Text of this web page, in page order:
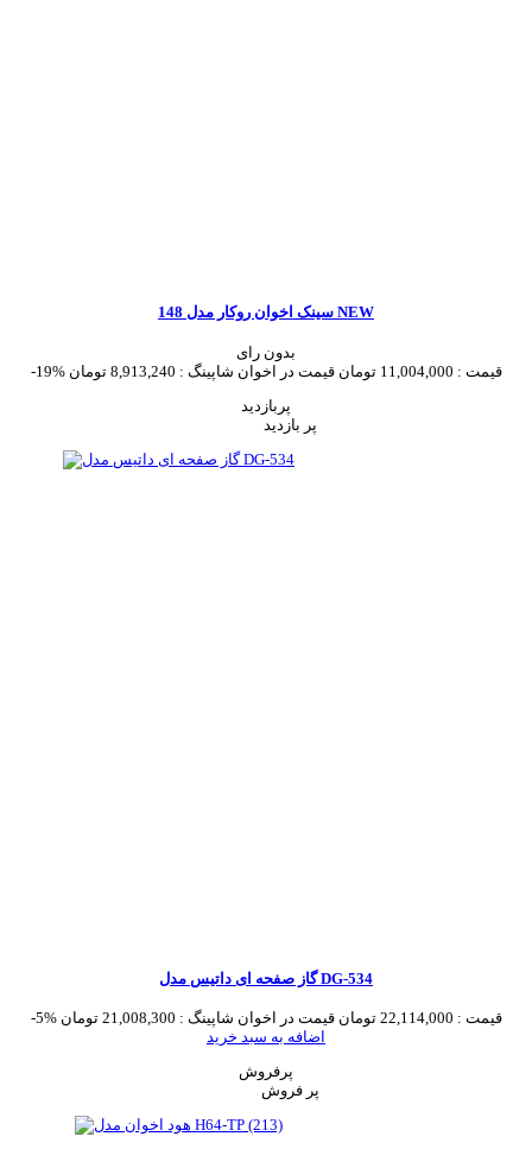
سینک اخوان روکار مدل 148 NEW
بدون رای
-19%
قیمت : 11,004,000 تومان قیمت در اخوان شاپینگ : 8,913,240 تومان
پربازدید
پر بازدید
گاز صفحه ای داتیس مدل DG-534
-5% قیمت : 22,114,000 تومان قیمت در اخوان شاپینگ : 21,008,300 تومان
اضافه به سبد خرید
پرفروش